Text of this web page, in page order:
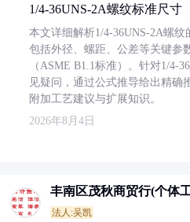
1/4-36UNS-2A螺纹标准尺寸
本文详细解析1/4-36UNS-2A螺纹
包括外径、螺距、公差等关键参
（ASME B1.1标准）。针对1/4-
见疑问，通过公式推导给出精确
附加工艺建议与扩展知识。
2026年8月4日
丰南区茂秋商贸行(个体
法人:吴凯